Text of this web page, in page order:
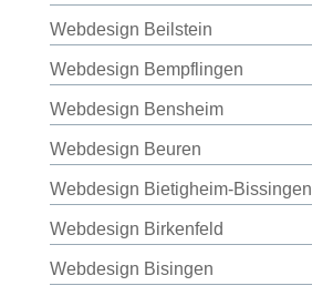
Webdesign Beilstein
Webdesign Bempflingen
Webdesign Bensheim
Webdesign Beuren
Webdesign Bietigheim-Bissingen
Webdesign Birkenfeld
Webdesign Bisingen